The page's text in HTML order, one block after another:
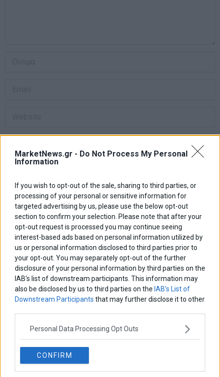
MarketNews.gr - Do Not Process My Personal
Information
If you wish to opt-out of the sale, sharing to third parties, or
processing of your personal or sensitive information for
targeted advertising by us, please use the below opt-out
section to confirm your selection. Please note that after your
opt-out request is processed you may continue seeing
interest-based ads based on personal information utilized by
us or personal information disclosed to third parties prior to
your opt-out. You may separately opt-out of the further
disclosure of your personal information by third parties on the
IAB’s list of downstream participants. This information may
also be disclosed by us to third parties on the IAB’s List of
Downstream Participants that may further disclose it to other
Personal Data Processing Opt Outs
CONFIRM
τον πλοηγό για την επόμενη φορά που θα σχολιάσω.
Πλοήγηση
άρθρων
ΠΡΟΗΓΟΥΜΕΝΟ ΑΡΘΡΟ
Previous
post:
Στις 14/2 η εκδίκαση της Jet
ΕΠΟΜΕΝΟ ΑΡΘΡΟ
ΕΥΔΑΠ: Διακοπή ύδρευσης
σε Αιγάλεω-Κορυδαλλό-
ΑΡΘΡΟΓΡΑΦΟΙ
Ελευθερία Κούρταλη
Οι «τιμωροί» των ομολόγων επέστρεψαν
Η αληθινή παιδεία ξεκινά από την ψυχή…
Σταματίνα Σταματάκου
Η βία κατά των ζώων δεν αντέχει βολικές ερμηνείες